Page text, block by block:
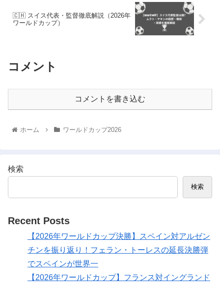
🇨🇭 スイス代表・監督徹底解説（2026年
ワールドカップ）
コメント
コメントを書き込む
ホーム ワールドカップ2026
検索
検索
Recent Posts
【2026年ワールドカップ決勝】スペイン対アルゼン
チンを振り返り！フェラン・トーレスの延長決勝弾
でスペインが世界一
【2026年ワールドカップ】フランス対イングランド